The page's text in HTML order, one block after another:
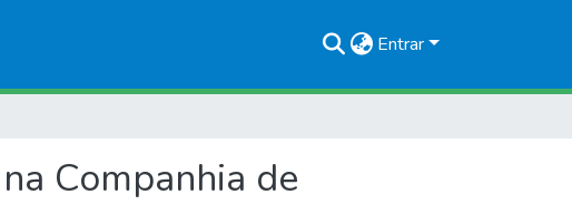
Entrar
Companhia de